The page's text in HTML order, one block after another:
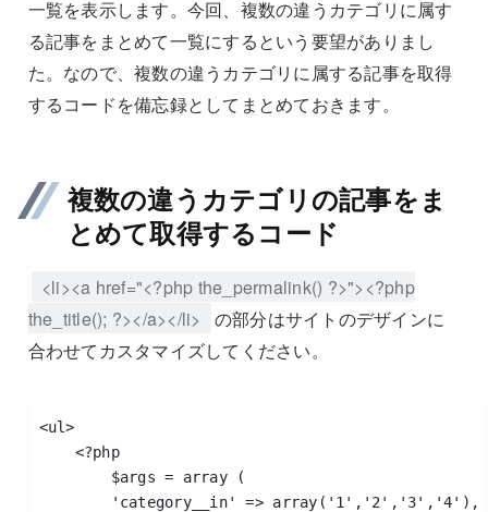
一覧を表示します。今回、複数の違うカテゴリに属す
る記事をまとめて一覧にするという要望がありまし
た。なので、複数の違うカテゴリに属する記事を取得
するコードを備忘録としてまとめておきます。
複数の違うカテゴリの記事をま
とめて取得するコード
<li><a href="<?php the_permalink() ?>"><?php
the_title(); ?></a></li>
の部分はサイトのデザインに
合わせてカスタマイズしてください。
<ul>
    <?php
        $args = array (
'category__in' => array('1','2','3','4'),